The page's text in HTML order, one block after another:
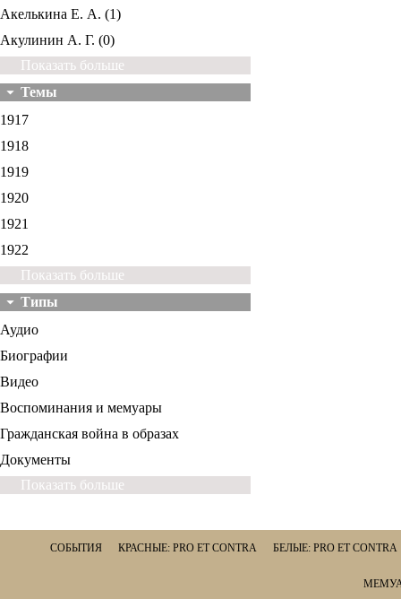
Акелькина Е. А. (1)
Акулинин А. Г. (0)
Показать больше
Темы
1917
1918
1919
1920
1921
1922
Показать больше
Типы
Аудио
Биографии
Видео
Воспоминания и мемуары
Гражданская война в образах
Документы
Показать больше
СОБЫТИЯ КРАСНЫЕ: PRO ET CONTRA БЕЛЫЕ: PRO ET CONTRA